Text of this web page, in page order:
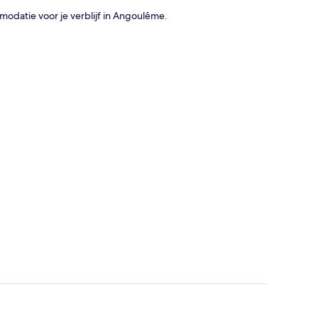
voor je verblijf in Angoulême.